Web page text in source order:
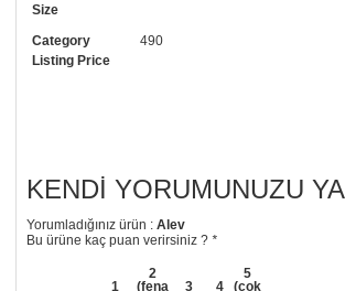
Size
Category
Listing Price
490
KENDI YORUMUNUZU
Yorumladığınız ürün :Alev
Bu ürüne kaç puan verirsiniz ?*
1
2
(fena
3
4
5
(çok